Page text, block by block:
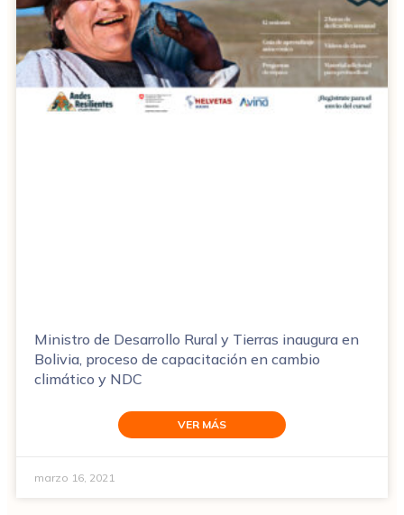
Ministro de Desarrollo Rural y Tierras inaugura en
Bolivia, proceso de capacitación en cambio
climático y NDC
VER MÁS
marzo 16, 2021